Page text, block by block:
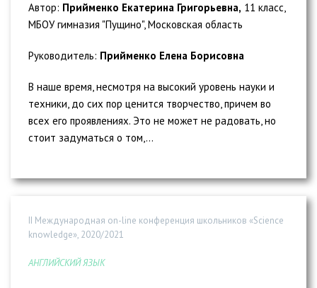
Автор: Прийменко Екатерина Григорьевна, 11 класс,
МБОУ гимназия "Пущино", Московская область
Руководитель: Прийменко Елена Борисовна
В наше время, несмотря на высокий уровень науки и
техники, до сих пор ценится творчество, причем во
всех его проявлениях. Это не может не радовать, но
стоит задуматься о том,...
II Международная on-line конференция школьников «Science
knowledge», 2020/2021
АНГЛИЙСКИЙ ЯЗЫК